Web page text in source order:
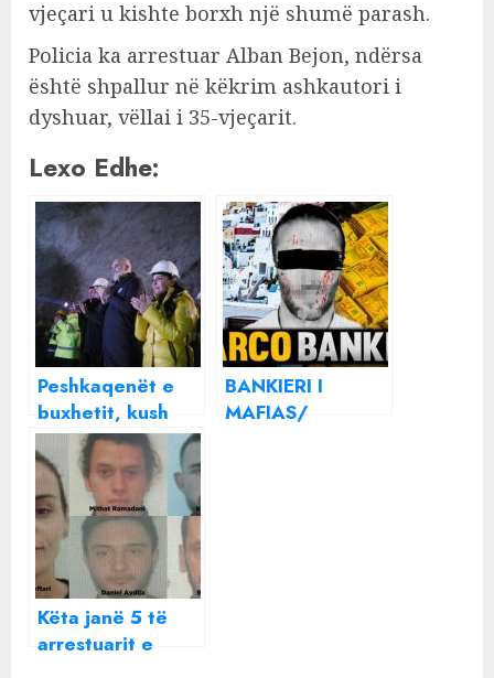
vjeçari u kishte borxh një shumë parash.
Policia ka arrestuar Alban Bejon, ndërsa
është shpallur në këkrim ashkautori i
dyshuar, vëllai i 35-vjeçarit.
Lexo Edhe:
Peshkaqenët e
buxhetit, kush
janë 10
kompanitë që
morën 800 mln
Euro tendera
BANKIERI I
MAFIAS/
Këta janë 5 të
arrestuarit e